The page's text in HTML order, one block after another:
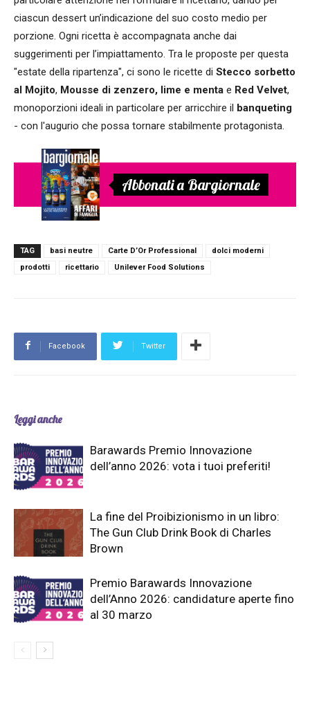
ciascun dessert un’indicazione del suo costo medio per
porzione. Ogni ricetta è accompagnata anche dai
suggerimenti per l’impiattamento. Tra le proposte per questa
"estate della ripartenza", ci sono le ricette di Stecco sorbetto
al Mojito, Mousse di zenzero, lime e menta e Red Velvet,
monoporzioni ideali in particolare per arricchire il banqueting
- con l'augurio che possa tornare stabilmente protagonista.
Abbonati a Bargiornale
TAG basi neutre Carte D’Or Professional
dolci moderni
prodotti
ricettario Unilever Food Solutions
Facebook Twitter
Leggi anche
Barawards Premio Innovazione
dell’anno 2026: vota i tuoi preferiti!
La fine del Proibizionismo in un libro:
The Gun Club Drink Book di Charles
Brown
Premio Barawards Innovazione
dell’Anno 2026: candidature aperte fino
al 30 marzo